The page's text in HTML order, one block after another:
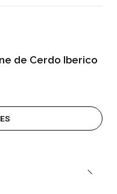
de Cerdo Iberico